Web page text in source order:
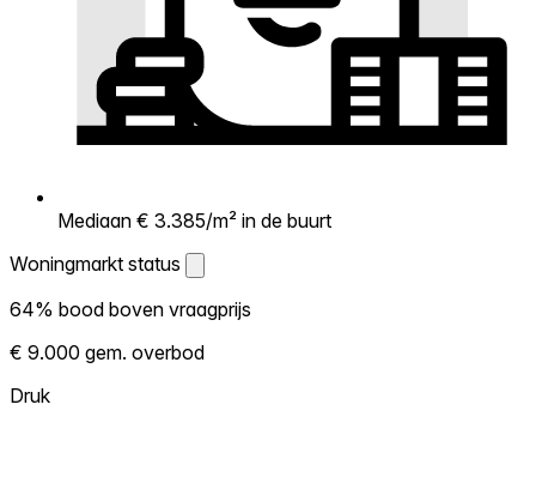
Mediaan € 3.385/m² in de buurt
Woningmarkt status
Woningmarkt status
Laat zien hoe competitief de markt hier is.
Hoe meer woningen boven vraagprijs
verkopen, hoe heter. Heet? Verwacht
64% bood boven vraagprijs
€ 9.000 gem. overbod
Druk